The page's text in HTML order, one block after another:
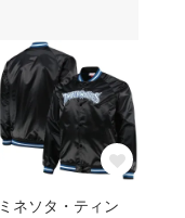
ミネソタ・ティン